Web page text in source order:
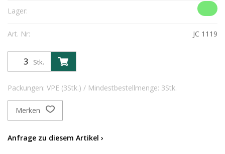
Lager:
Art. Nr: JC 1119
Stk.
Packungen: VPE (3Stk.) / Mindestbestellmenge: 3Stk.
Merken
Anfrage zu diesem Artikel ›